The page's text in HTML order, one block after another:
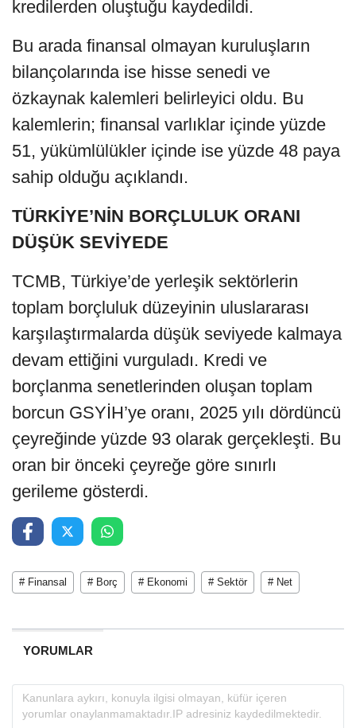
kredilerden oluştuğu kaydedildi.
Bu arada finansal olmayan kuruluşların
bilançolarında ise hisse senedi ve
özkaynak kalemleri belirleyici oldu. Bu
kalemlerin; finansal varlıklar içinde yüzde
51, yükümlülükler içinde ise yüzde 48 paya
sahip olduğu açıklandı.
TÜRKİYE’NİN BORÇLULUK ORANI
DÜŞÜK SEVİYEDE
TCMB, Türkiye’de yerleşik sektörlerin
toplam borçluluk düzeyinin uluslararası
karşılaştırmalarda düşük seviyede kalmaya
devam ettiğini vurguladı. Kredi ve
borçlanma senetlerinden oluşan toplam
borcun GSYİH’ye oranı, 2025 yılı dördüncü
çeyreğinde yüzde 93 olarak gerçekleşti. Bu
oran bir önceki çeyreğe göre sınırlı
gerileme gösterdi.
# Finansal # Borç # Ekonomi # Sektör # Net
YORUMLAR